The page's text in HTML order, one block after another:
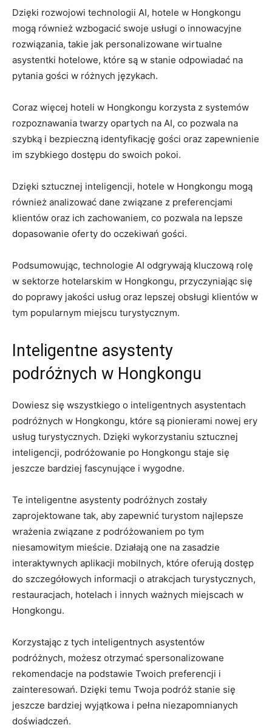
Dzięki rozwojowi​ technologii AI,‍ hotele w Hongkongu
mogą również wzbogacić swoje usługi o ‍innowacyjne
⁤rozwiązania, takie jak personalizowane wirtualne
asystentki hotelowe, które są w stanie odpowiadać⁤ na
pytania gości​ w różnych językach.
Coraz więcej hoteli w Hongkongu korzysta z systemów
rozpoznawania​ twarzy opartych na ⁢AI, co⁤ pozwala na ​
szybką i bezpieczną identyfikację gości oraz zapewnienie
im ‌szybkiego dostępu do swoich pokoi.
Dzięki sztucznej inteligencji, hotele w Hongkongu mogą
również analizować ⁣dane ‍związane z ‌preferencjami
klientów oraz ich zachowaniem, co pozwala na lepsze
dopasowanie⁢ oferty do oczekiwań gości.
Podsumowując, technologie AI odgrywają kluczową rolę
w sektorze⁣ hotelarskim w ​Hongkongu,⁣ przyczyniając się
do poprawy jakości ‍usług oraz lepszej⁢ obsługi klientów w
tym popularnym miejscu turystycznym.
Inteligentne ​asystenty
podróżnych w Hongkongu
Dowiesz ‌się wszystkiego o inteligentnych asystentach
podróżnych ⁣w Hongkongu,​ które są‌ pionierami nowej ery
usług turystycznych. Dzięki wykorzystaniu sztucznej
inteligencji, podróżowanie po​ Hongkongu staje się
jeszcze bardziej fascynujące i wygodne.
Te inteligentne asystenty podróżnych ⁢zostały
zaprojektowane tak, aby zapewnić turystom najlepsze
wrażenia⁢ związane z ⁢podróżowaniem po tym
niesamowitym mieście. Działają one na zasadzie ​
interaktywnych aplikacji⁣ mobilnych, które oferują dostęp
do szczegółowych‍ informacji o atrakcjach turystycznych,
restauracjach,​ hotelach i innych ważnych miejscach w
Hongkongu.
Korzystając z‍ tych inteligentnych asystentów
podróżnych, możesz otrzymać spersonalizowane⁢
rekomendacje na podstawie‌ Twoich preferencji⁢ i
zainteresowań. Dzięki temu Twoja podróż stanie się
⁢jeszcze bardziej wyjątkowa i pełna niezapomnianych
doświadczeń.